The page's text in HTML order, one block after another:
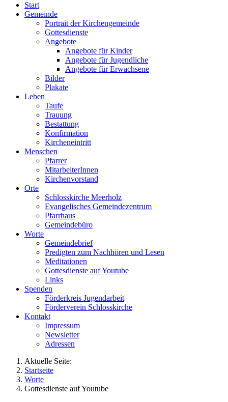
Start
Gemeinde
Portrait der Kirchengemeinde
Gottesdienste
Angebote
Angebote für Kinder
Angebote für Jugendliche
Angebote für Erwachsene
Bilder
Plakate
Leben
Taufe
Trauung
Bestattung
Konfirmation
Kircheneintritt
Menschen
Pfarrer
MitarbeiterInnen
Kirchenvorstand
Orte
Schlosskirche Meerholz
Evangelisches Gemeindezentrum
Pfarrhaus
Gemeindebüro
Worte
Gemeindebrief
Predigten zum Nachhören und Lesen
Meditationen
Gottesdienste auf Youtube
Links
Spenden
Förderkreis Jugendarbeit
Förderverein Schlosskirche
Kontakt
Impressum
Newsletter
Adressen
Aktuelle Seite:
Startseite
Worte
Gottesdienste auf Youtube